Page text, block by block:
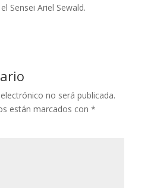
Sensei Ariel Sewald.
no será publicada.
están marcados con *